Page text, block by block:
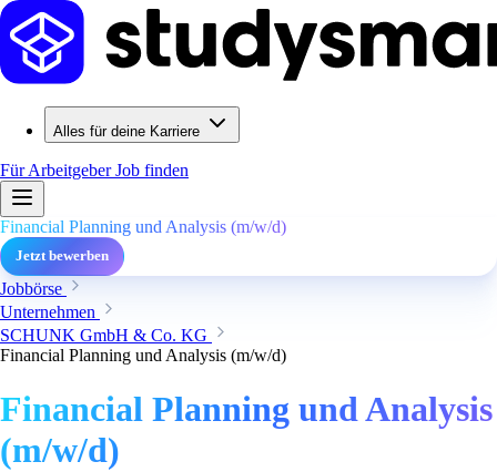
Alles für deine Karriere
Für ArbeitgeberJob finden
Financial Planning und Analysis (m/w/d)
Jetzt bewerben
Jobbörse
Unternehmen
SCHUNK GmbH & Co. KG
Financial Planning und Analysis (m/w/d)
Financial Planning und Analysis
(m/w/d)